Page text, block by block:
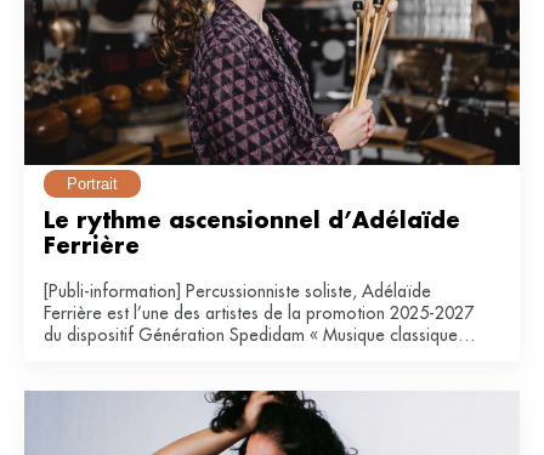
Portrait
Le rythme ascensionnel d’Adélaïde
Ferrière
[Publi-information] Percussionniste soliste, Adélaïde
Ferrière est l’une des artistes de la promotion 2025-2027
du dispositif Génération Spedidam « Musique classique &